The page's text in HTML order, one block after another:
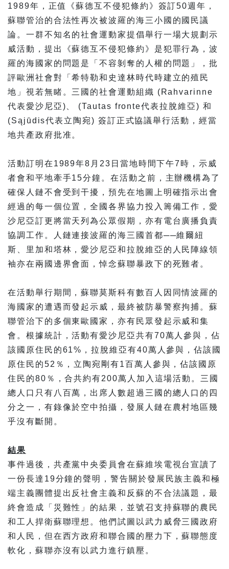
1989年，正值《蘇德互不侵犯條約》簽訂50週年，
蘇聯管治的合法性再次被波羅的海三小國的國民議
論。一群不知名的社會運動家提倡舉行一場大規劃示
威活動，提出《蘇德互不侵犯條約》是犯罪行為，波
羅的海國家的問題是「不容剝奪的人權的問題」，批
評歐洲社會對「希特勒和史達林時代時建立的殖民
地」視若無睹。三國的社會運動組織 (Rahvarinne
代表愛沙尼亞)、 (Tautas fronte代表拉脫維亞) 和
(Sąjūdis代表立陶宛) 簽訂正式協議舉行活動，經當
地共產政府批准。
活動訂明在1989年8月23日當地時間下午7時，示威
者會和平地牽手15分鐘。在活動之前，主辦機構為了
確保人鏈不會受到干擾，預先在地圖上明確指示出會
經過的每一個位置，全國各界協力投入籌備工作，愛
沙尼亞訂更將當天列為公眾假期，亦有電台廣播負責
協調工作。人鏈連接波羅的海三國首都──維爾紐
斯、里加和塔林，愛沙尼亞和拉脫維亞的人民陣線領
袖亦在兩國邊界會面，悼念蘇聯暴政下的死難者。
在活動舉行期間，蘇聯莫斯科有數百人因同情波羅的
海國家的遭遇而發起示威，最終被防暴警察拘捕。蘇
聯管治下的多個東歐國家，亦有民眾發起示威和集
會。根據統計，活動有愛沙尼亞共有70萬人參與，佔
該國原住民的61%，拉脫維亞有40萬人參與，佔該國
原住民的52％，立陶宛剛有1百萬人參與，佔該國原
住民的80％，合共約有200萬人加入這場活動。三國
總人口只有八百萬，出席人數超過三國的總人口的四
分之一，有錄像於空中拍攝，發展人鏈在農村地區幾
乎沒有斷開。
結果
事件過後，共產黨中央委員會在蘇維埃電視台宣讀了
一份長達19分鐘的聲明，警告關於發展民族主義和極
端主義團體提出反社會主義和反蘇的不合法議題，最
終會造成「災難性」的結果，並號召支持蘇聯的農民
和工人捍衛蘇聯理想。他們試圖以武力威脅三國政府
和人民，但在西方政府和聯合國的壓力下，蘇聯態度
軟化，蘇聯亦沒有以武力進行鎮壓。